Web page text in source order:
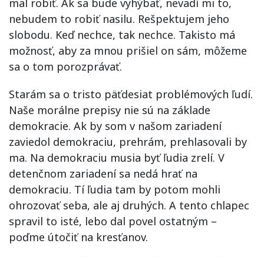
mal robiť. Ak sa bude vyhýbať, nevadí mi to,
nebudem to robiť nasilu. Rešpektujem jeho
slobodu. Keď nechce, tak nechce. Takisto má
možnosť, aby za mnou prišiel on sám, môžeme
sa o tom porozprávať.
Starám sa o tristo päťdesiat problémových ľudí.
Naše morálne prepisy nie sú na základe
demokracie. Ak by som v našom zariadení
zaviedol demokraciu, prehrám, prehlasovali by
ma. Na demokraciu musia byť ľudia zrelí. V
detenčnom zariadení sa nedá hrať na
demokraciu. Tí ľudia tam by potom mohli
ohrozovať seba, ale aj druhých. A tento chlapec
spravil to isté, lebo dal povel ostatným –
poďme útočiť na kresťanov.